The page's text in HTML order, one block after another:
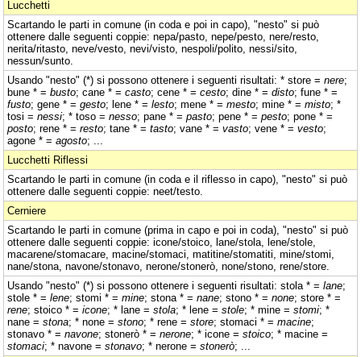
Lucchetti
Scartando le parti in comune (in coda e poi in capo), "nesto" si può
ottenere dalle seguenti coppie: nepa/pasto, nepe/pesto, nere/resto,
nerita/ritasto, neve/vesto, nevi/visto, nespoli/polito, nessi/sito,
nessun/sunto.
Usando "nesto" (*) si possono ottenere i seguenti risultati: * store = nere;
bune * = busto; cane * = casto; cene * = cesto; dine * = disto; fune * =
fusto; gene * = gesto; lene * = lesto; mene * = mesto; mine * = misto; *
tosi = nessi; * toso = nesso; pane * = pasto; pene * = pesto; pone * =
posto; rene * = resto; tane * = tasto; vane * = vasto; vene * = vesto;
agone * = agosto; ...
Lucchetti Riflessi
Scartando le parti in comune (in coda e il riflesso in capo), "nesto" si può
ottenere dalle seguenti coppie: neet/testo.
Cerniere
Scartando le parti in comune (prima in capo e poi in coda), "nesto" si può
ottenere dalle seguenti coppie: icone/stoico, lane/stola, lene/stole,
macarene/stomacare, macine/stomaci, matitine/stomatiti, mine/stomi,
nane/stona, navone/stonavo, nerone/stonerò, none/stono, rene/store.
Usando "nesto" (*) si possono ottenere i seguenti risultati: stola * = lane;
stole * = lene; stomi * = mine; stona * = nane; stono * = none; store * =
rene; stoico * = icone; * lane = stola; * lene = stole; * mine = stomi; *
nane = stona; * none = stono; * rene = store; stomaci * = macine;
stonavo * = navone; stonerò * = nerone; * icone = stoico; * macine =
stomaci; * navone = stonavo; * nerone = stonerò; ...